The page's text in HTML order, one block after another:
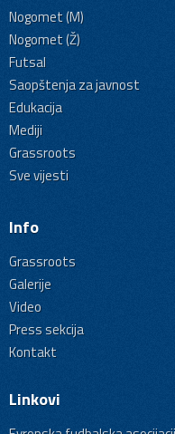
Nogomet (M)
Nogomet (Ž)
Futsal
Saopštenja za javnost
Edukacija
Mediji
Grassroots
Sve vijesti
Info
Grassroots
Galerije
Video
Press sekcija
Kontakt
Linkovi